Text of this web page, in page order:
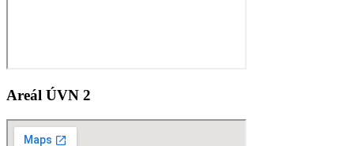
Areál ÚVN 2